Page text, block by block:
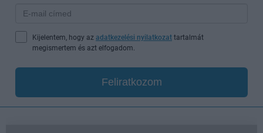
Kijelentem, hogy az adatkezelési nyilatkozat tartalmát
megismertem és azt elfogadom.
Feliratkozom